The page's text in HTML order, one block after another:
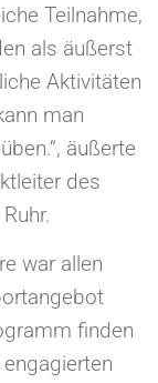
Teilnahme,
als äußerst
Aktivitäten
man
äußerte
des
war allen
finden